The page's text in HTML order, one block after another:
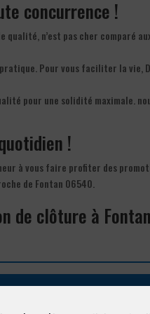
concurrence !
qualité, n’est pas cher comparé
Pour vous faciliter la vie,
pour une solidité maximale.
!
à vous faire profiter des
de Fontan 06540.
de clôture à